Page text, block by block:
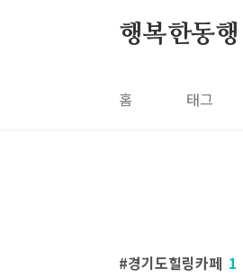
행복한동행
홈 태그
경기도힐링카페 1